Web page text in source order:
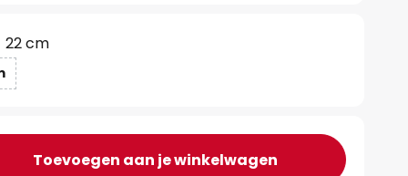
22 cm
Toevoegen aan je winkelwagen